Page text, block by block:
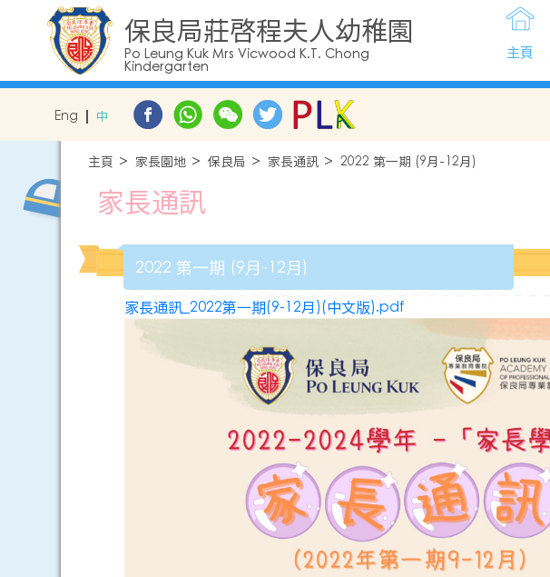
保良局莊啓程夫人幼稚園
Po Leung Kuk Mrs Vicwood K.T. Chong
Kindergarten
主頁
Eng 中
主頁 家長園地 保良局 家長通訊 2022 第一期 (9月-12月)
家長通訊
2022 第一期 (9月-12月)
家長通訊_2022第一期(9-12月)(中文版).pdf